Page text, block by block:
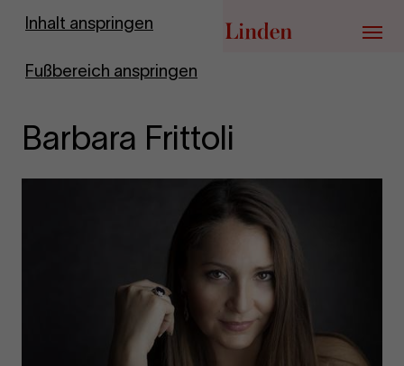
Inhalt anspringen
Fußbereich anspringen
Zur Startseite
Menü
Barbara Frittoli